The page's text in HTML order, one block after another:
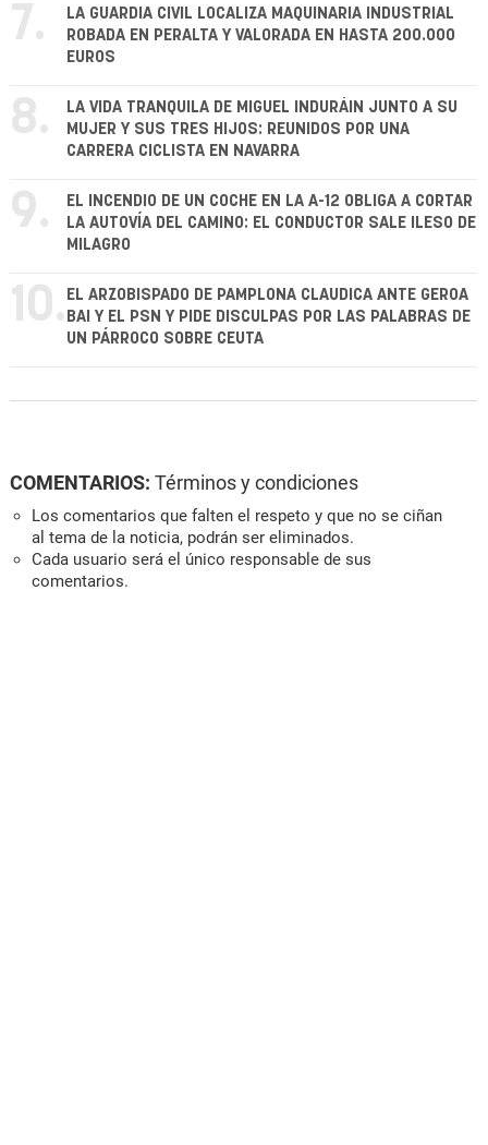
7.
LA GUARDIA CIVIL LOCALIZA MAQUINARIA INDUSTRIAL
ROBADA EN PERALTA Y VALORADA EN HASTA 200.000
EUROS
8.
LA VIDA TRANQUILA DE MIGUEL INDURÁIN JUNTO A SU
MUJER Y SUS TRES HIJOS: REUNIDOS POR UNA
CARRERA CICLISTA EN NAVARRA
9.
EL INCENDIO DE UN COCHE EN LA A-12 OBLIGA A CORTAR
LA AUTOVÍA DEL CAMINO: EL CONDUCTOR SALE ILESO DE
MILAGRO
10. EL ARZOBISPADO DE PAMPLONA CLAUDICA ANTE GEROA
BAI Y EL PSN Y PIDE DISCULPAS POR LAS PALABRAS DE
UN PÁRROCO SOBRE CEUTA
COMENTARIOS: Términos y condiciones
Los comentarios que falten el respeto y que no se ciñan
al tema de la noticia, podrán ser eliminados.
Cada usuario será el único responsable de sus
comentarios.